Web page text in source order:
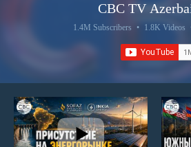
CBC TV
1.4M Subscribers • 1.8K Videos